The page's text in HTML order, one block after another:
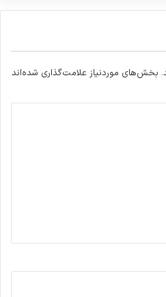
بخش‌های موردنیاز علامت‌گذاری شده‌اند